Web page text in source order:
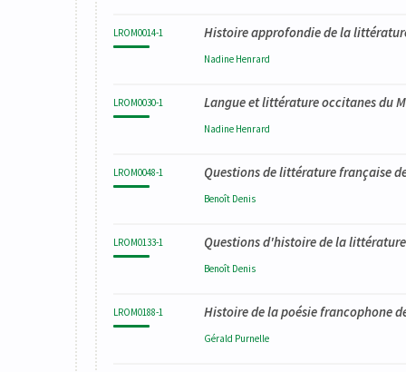
LROM0014-1 Histoire approfondie de la
Nadine Henrard
LROM0030-1 Langue et littérature occitanes du
Nadine Henrard
LROM0048-1 Questions de littérature française
Benoît Denis
LROM0133-1 Questions d'histoire de la
Benoît Denis
LROM0188-1 Histoire de la poésie francophone
Gérald Purnelle